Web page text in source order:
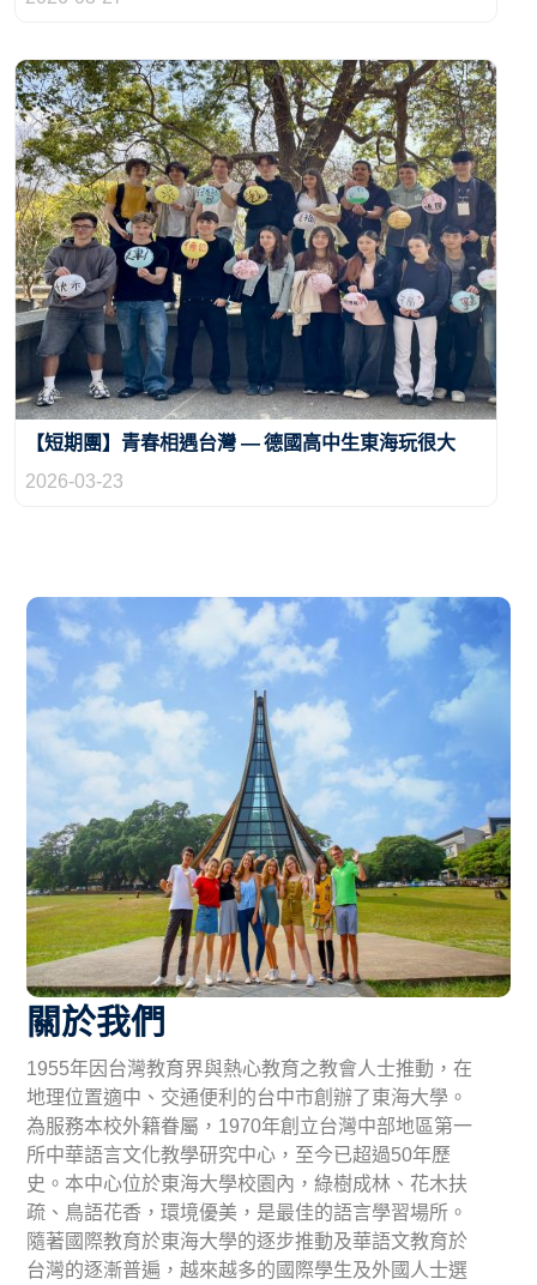
2026-03-23
【短期團】青春相遇台灣 — 德國高中生東海玩很大
關於我們
1955年因台灣教育界與熱心教育之教會人士推動，在
地理位置適中、交通便利的台中市創辦了東海大學。
為服務本校外籍眷屬，1970年創立台灣中部地區第一
所中華語言文化教學研究中心，至今已超過50年歷
史。本中心位於東海大學校園內，綠樹成林、花木扶
疏、鳥語花香，環境優美，是最佳的語言學習場所。
隨著國際教育於東海大學的逐步推動及華語文教育於
台灣的逐漸普遍，越來越多的國際學生及外國人士選